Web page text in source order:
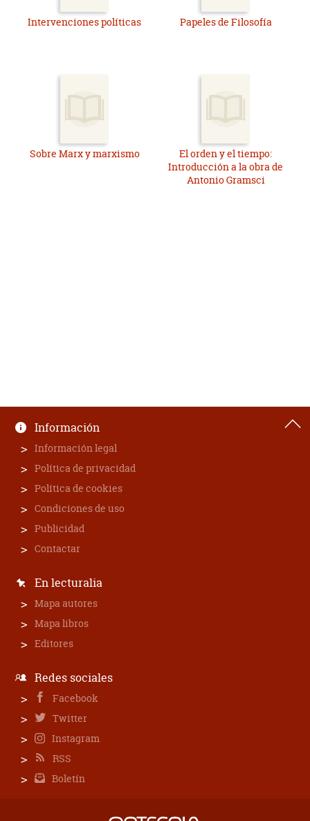
Intervenciones políticas Papeles de Filosofía
Sobre Marx y marxismo
El orden y el tiempo:
Introducción a la obra de
Antonio Gramsci
Información
Información legal
Política de privacidad
Política de cookies
Condiciones de uso
Publicidad
Contactar
En lecturalia
Mapa autores
Mapa libros
Editores
Redes sociales
Facebook
Twitter
Instagram
RSS
Boletín